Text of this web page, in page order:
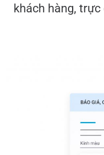
khách hàng, trực